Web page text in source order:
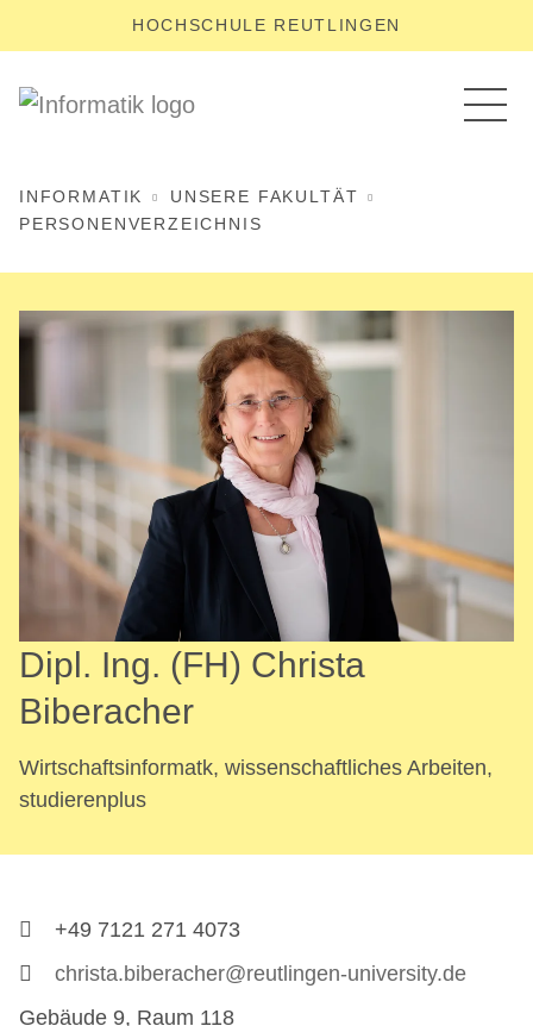
HOCHSCHULE REUTLINGEN
INFORMATIK
UNSERE FAKULTÄT
PERSONENVERZEICHNIS
Dipl. Ing. (FH) Christa
Biberacher
Wirtschaftsinformatk, wissenschaftliches Arbeiten,
studierenplus
+49 7121 271 4073
christa.biberacher@reutlingen-university.de
Gebäude 9, Raum 118